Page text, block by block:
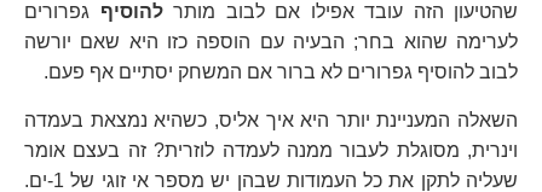
שהטיעון הזה עובד אפילו אם לבוב מותרלהוסיף גפרורים
לערימה שהוא בחר; הבעיה עם הוספה כזו היא שאם יורשה
לבוב להוסיף גפרורים לא ברור אם המשחק יסתיים אף פעם.
השאלה המעניינת יותר היא איך אליס, כשהיא נמצאת בעמדה
וינרית, מסוגלת לעבור ממנה לעמדה לוזרית? זה בעצם אומר
שעליה לתקן את כל העמודות שבהן יש מספר אי זוגי של 1-ים.